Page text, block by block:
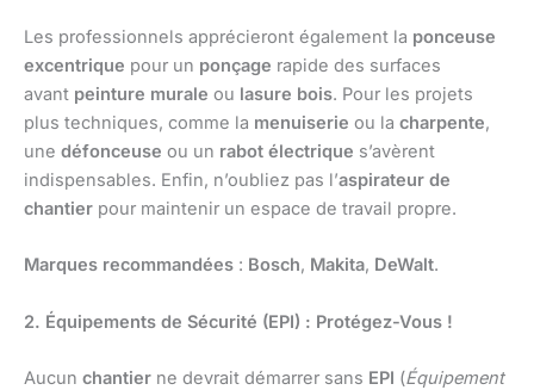
Les professionnels apprécieront également la ponceuse
excentrique pour un ponçage rapide des surfaces
avant peinture murale ou lasure bois. Pour les projets
plus techniques, comme la menuiserie ou la charpente,
une défonceuse ou un rabot électrique s’avèrent
indispensables. Enfin, n’oubliez pas l’aspirateur de
chantier pour maintenir un espace de travail propre.
Marques recommandées : Bosch, Makita, DeWalt.
2. Équipements de Sécurité (EPI) : Protégez-Vous !
Aucun chantier ne devrait démarrer sans EPI (Équipement